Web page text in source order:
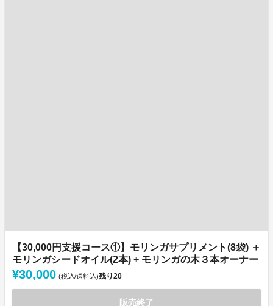
【30,000円支援コース①】モリンガサプリメント(8袋) ＋
モリンガシードオイル(2本) + モリンガの木３本オーナー
¥30,000 (税込/送料込)残り20
販売終了